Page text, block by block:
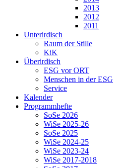
2013
2012
2011
Unterirdisch
Raum der Stille
KiK
Überirdisch
ESG vor ORT
Menschen in der ESG
Service
Kalender
Programmhefte
SoSe 2026
WiSe 2025-26
SoSe 2025
WiSe 2024-25
WiSe 2023-24
WiSe 2017-2018